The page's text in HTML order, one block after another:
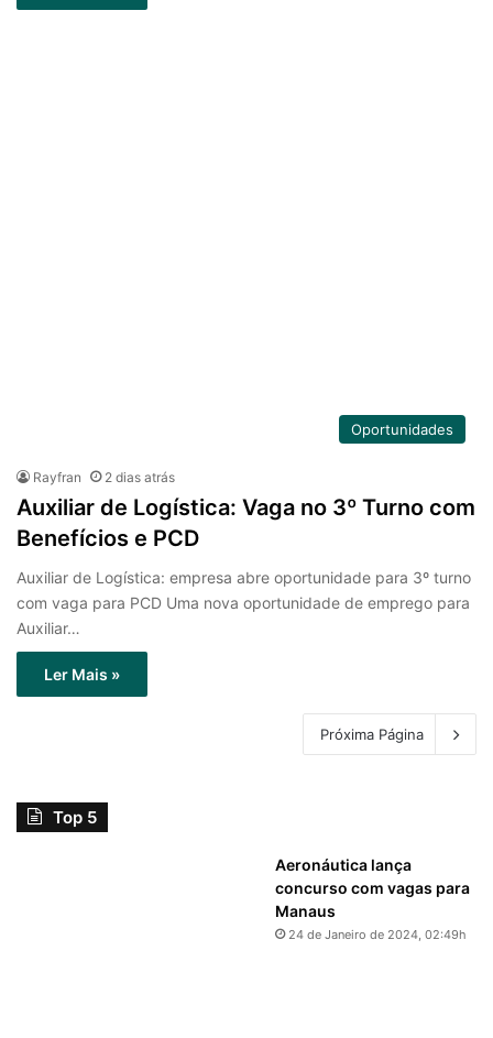
Oportunidades
Rayfran 2 dias atrás
Auxiliar de Logística: Vaga no 3º Turno com
Benefícios e PCD
Auxiliar de Logística: empresa abre oportunidade para 3º turno
com vaga para PCD Uma nova oportunidade de emprego para
Auxiliar…
Ler Mais »
Próxima Página
Top 5
Aeronáutica lança
concurso com vagas para
Manaus
24 de Janeiro de 2024, 02:49h